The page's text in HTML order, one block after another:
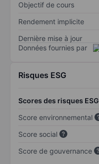
Objectif de cours
Rendement implicite
Dernière mise à jour
Données fournies par
Risques ESG
Scores des risques ESG
Score environnemental
Score social
Score de gouvernance